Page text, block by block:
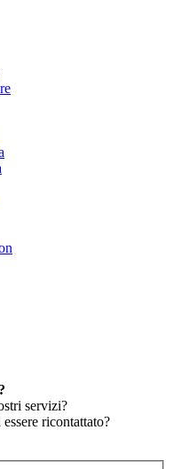
servizi?
ricontattato?